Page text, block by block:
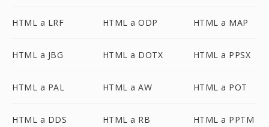
HTML a LRF HTML a ODP HTML a MAP
HTML a JBG HTML a DOTX HTML a PPSX
HTML a PAL HTML a AW HTML a POT
HTML a DDS HTML a RB HTML a PPTM